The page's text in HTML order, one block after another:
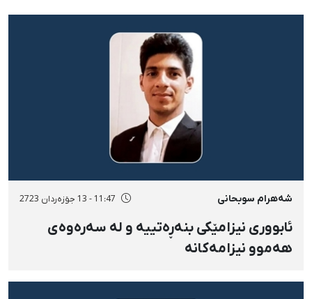
شەهرام سوبحانی 11:47 - 13 جۆزەردان 2723
ئابووری نیزامێکی بنەڕەتییە و لە سەرەوەی
هەموو نیزامەکانە